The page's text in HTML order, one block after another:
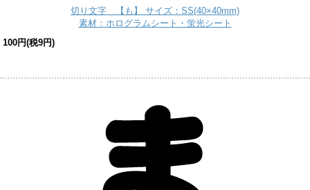
切り文字 【も】 サイズ：SS(40×40mm)
素材：ホログラムシート・蛍光シート
100円(税9円)